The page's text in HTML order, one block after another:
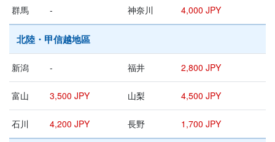
群馬 - 神奈川 4,000 JPY
北陸・甲信越地區
新潟 - 福井 2,800 JPY
富山 3,500 JPY 山梨 4,500 JPY
石川 4,200 JPY 長野 1,700 JPY